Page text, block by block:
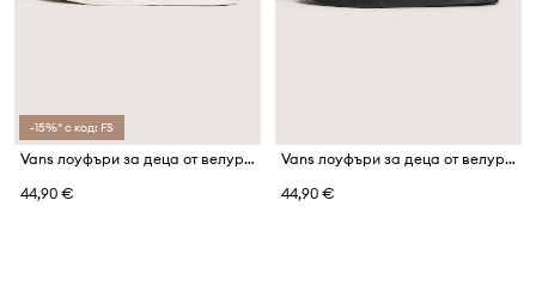
-15%* с код: FS
Vans лоуфъри за деца от велур Loafer 53 LEOPARD
44,90 €
Vans лоуфъри за деца от велур Loafer 53 LEOPARD
44,90 €